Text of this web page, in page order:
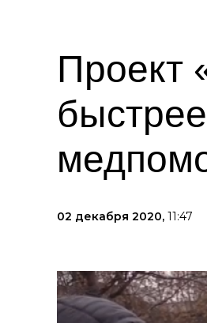
Проект
02 декабря 2020, 11:47